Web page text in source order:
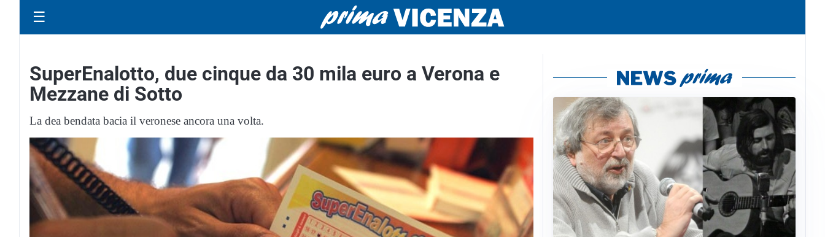
☰
SuperEnalotto, due cinque da 30 mila euro a Verona e
Mezzane di Sotto
La dea bendata bacia il veronese ancora una volta.